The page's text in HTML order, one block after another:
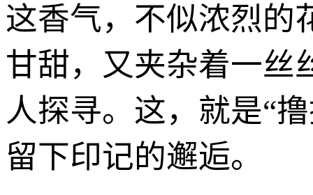
这香气，不似浓烈的
甘甜，又夹杂着一丝
人探寻。这，就是“
留下印记的邂逅。